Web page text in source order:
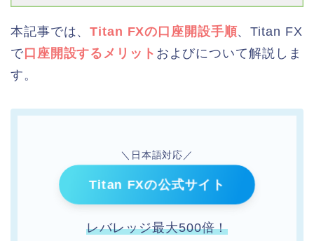
本記事では、Titan FXの口座開設手順、Titan FX
で口座開設するメリット およびについて解説しま
す。
＼日本語対応／
Titan FXの公式サイト
レバレッジ最大500倍！